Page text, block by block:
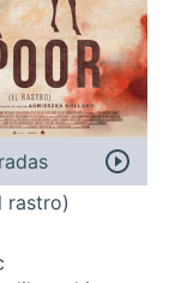
rastro)